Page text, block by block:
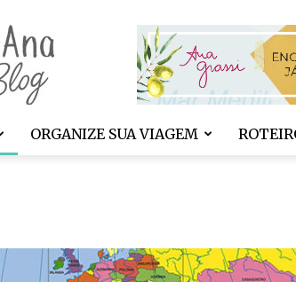
ORGANIZE SUA VIAGEM